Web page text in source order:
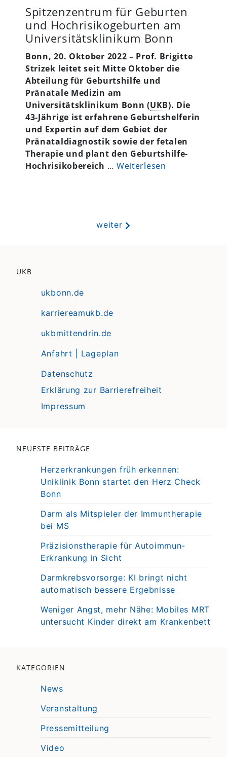
Spitzenzentrum für Geburten
und Hochrisikogeburten am
Universitätsklinikum Bonn
Bonn, 20. Oktober 2022 – Prof. Brigitte
Strizek leitet seit Mitte Oktober die
Abteilung für Geburtshilfe und
Pränatale Medizin am
Universitätsklinikum Bonn (UKB). Die
43-Jährige ist erfahrene Geburtshelferin
und Expertin auf dem Gebiet der
Pränataldiagnostik sowie der fetalen
Therapie und plant den Geburtshilfe-
Hochrisikobereich … Weiterlesen
weiter
UKB
ukbonn.de
karriereamukb.de
ukbmittendrin.de
Anfahrt | Lageplan
Datenschutz
Erklärung zur Barrierefreiheit
Impressum
NEUESTE BEITRÄGE
Herzerkrankungen früh erkennen:
Uniklinik Bonn startet den Herz Check
Bonn
Darm als Mitspieler der Immuntherapie
bei MS
Präzisionstherapie für Autoimmun-
Erkrankung in Sicht
Darmkrebsvorsorge: KI bringt nicht
automatisch bessere Ergebnisse
Weniger Angst, mehr Nähe: Mobiles MRT
untersucht Kinder direkt am Krankenbett
KATEGORIEN
News
Veranstaltung
Pressemitteilung
Video